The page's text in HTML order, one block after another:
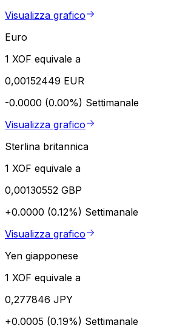
Visualizza grafico
Euro
1 XOF equivale a
0,00152449 EUR
-0.0000 (0.00%) Settimanale
Visualizza grafico
Sterlina britannica
1 XOF equivale a
0,00130552 GBP
+0.0000 (0.12%) Settimanale
Visualizza grafico
Yen giapponese
1 XOF equivale a
0,277846 JPY
+0.0005 (0.19%) Settimanale